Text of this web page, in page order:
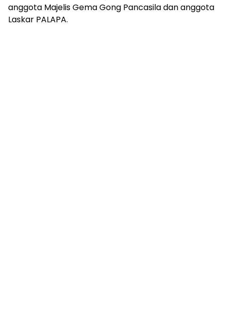
anggota Majelis Gema Gong Pancasila dan anggota
Laskar PALAPA.